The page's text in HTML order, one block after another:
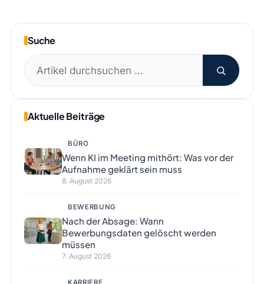
Suche
Suchen
nach:
Aktuelle Beiträge
BÜRO
Wenn KI im Meeting mithört: Was vor der
Aufnahme geklärt sein muss
8. August 2026
BEWERBUNG
Nach der Absage: Wann
Bewerbungsdaten gelöscht werden
müssen
7. August 2026
KARRIERE